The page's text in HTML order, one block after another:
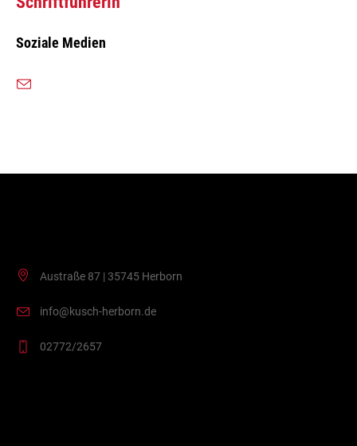
Soziale Medien
Austraße 87 | 35745 Herborn
info@kusch-herborn.de
02772/2657